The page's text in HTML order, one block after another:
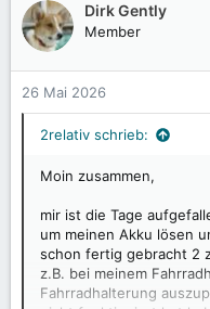
Dirk Gently
Member
26 Mai 2026
2relativ schrieb:
Moin zusammen,
mir ist die Tage
um meinen Akku lösen
schon fertig gebracht 2
z.B. bei meinem
Fahrradhalterung